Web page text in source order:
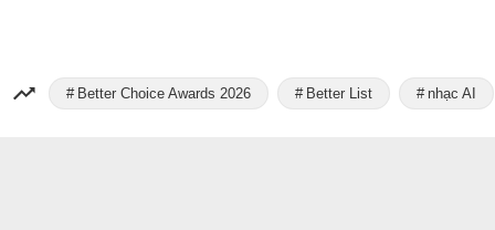
Better Choice Awards 2026 Better List nhạc AI